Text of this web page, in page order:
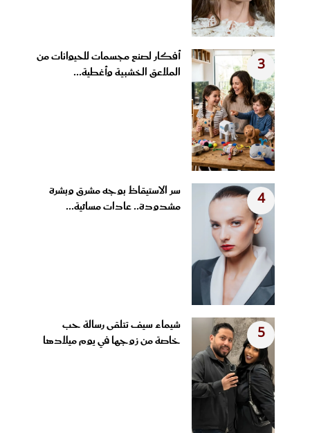
3
أفكار لصنع مجسمات للحيوانات من
الملاعق الخشبية وأغطية...
4
سر الاستيقاظ بوجه مشرق وبشرة
مشدودة.. عادات مسائية...
5
شيماء سيف تتلقى رسالة حب
خاصة من زوجها في يوم ميلادها